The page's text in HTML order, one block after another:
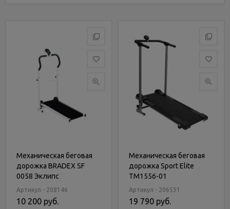
Механическая беговая
дорожка BRADEX SF
0058 Эклипс
Артикул - 208146
10 200 руб.
Механическая беговая
дорожка Sport Elite
TM1556-01
Артикул - 206531
19 790 руб.